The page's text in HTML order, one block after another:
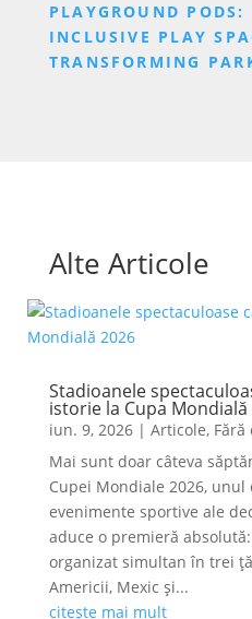
PLAYGROUND PODS:
INCLUSIVE PLAY
TRANSFORMING
Alte Articole
Stadioanele
istorie la Cupa Mondială
iun. 9, 2026| Articole, Fără
Mai sunt doar câteva
Cupei Mondiale 2026,
evenimente sportive ale
aduce o premieră
organizat simultan în trei
Americii, Mexic și...
citește mai mult